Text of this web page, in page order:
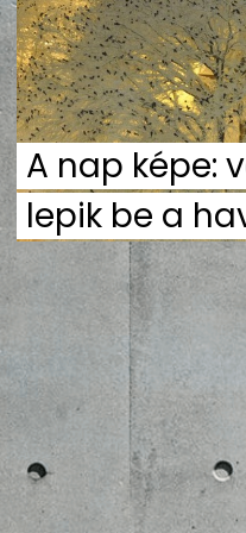
PR-
A nap képe:
lepik be a